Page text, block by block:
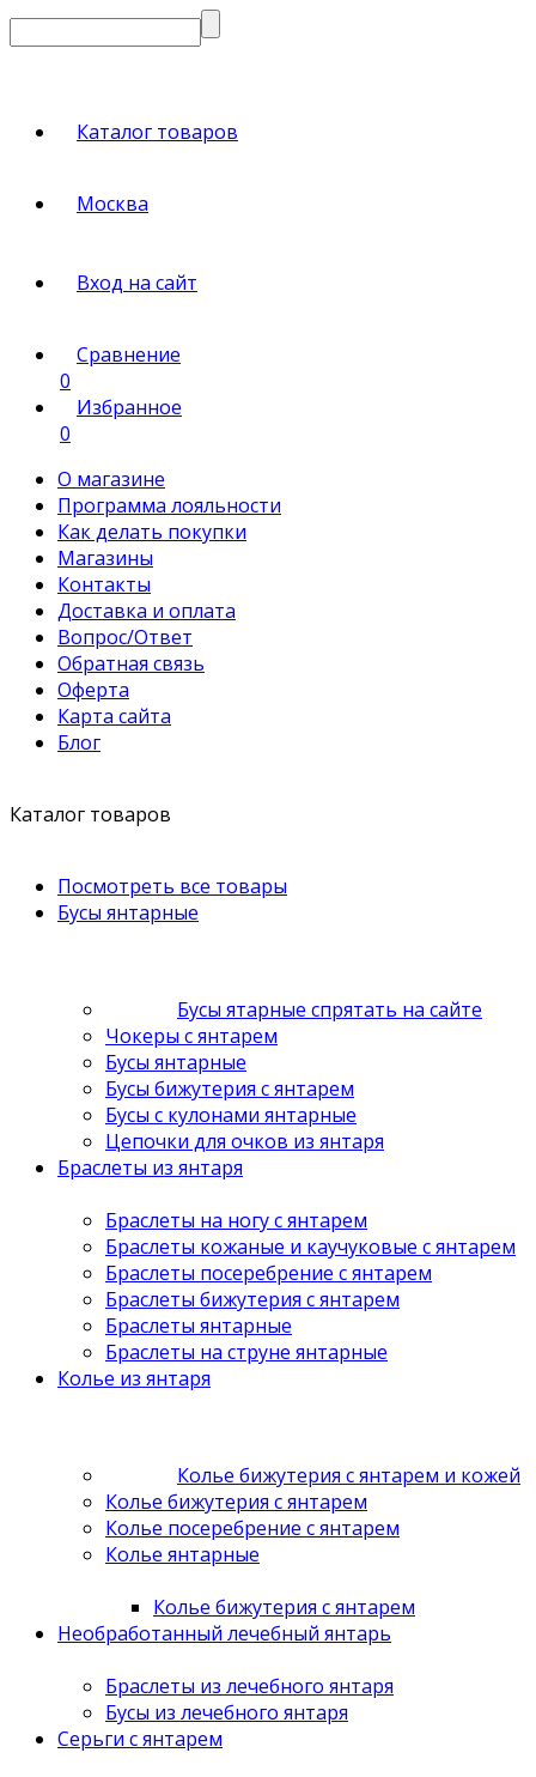
Каталог товаров
Москва
Вход на сайт
Сравнение
0
Избранное
0
О магазине
Программа лояльности
Как делать покупки
Магазины
Контакты
Доставка и оплата
Вопрос/Ответ
Обратная связь
Оферта
Карта сайта
Блог
Каталог товаров
Посмотреть все товары
Бусы янтарные
Бусы ятарные спрятать на сайте
Чокеры с янтарем
Бусы янтарные
Бусы бижутерия с янтарем
Бусы с кулонами янтарные
Цепочки для очков из янтаря
Браслеты из янтаря
Браслеты на ногу с янтарем
Браслеты кожаные и каучуковые с янтарем
Браслеты посеребрение с янтарем
Браслеты бижутерия с янтарем
Браслеты янтарные
Браслеты на струне янтарные
Колье из янтаря
Колье бижутерия с янтарем и кожей
Колье бижутерия с янтарем
Колье посеребрение с янтарем
Колье янтарные
Колье бижутерия с янтарем
Необработанный лечебный янтарь
Браслеты из лечебного янтаря
Бусы из лечебного янтаря
Серьги с янтарем